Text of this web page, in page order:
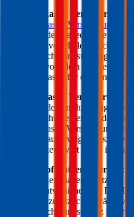
Vollkasko Versicherung
Vollkasko Versicherung
Schäden gedeckt, die Sie
selbstverschuldete Schäden
Versicherungsumfang
sich vor allem bei
Vollkasko für einen neuen
Teilkasko Versicherung:
Schäden an Ihrem eigenen
Verschulden entstanden
Teilkasko Versicherung
Gebrauchtwägen
Fahrzeugwert höher ist als
Haftpflichtversicherung
:
Fahrzeughalter gesetzlich
Pflichtversicherung. Der
kann zusätzlich gewählt
Versicherungsschutz für